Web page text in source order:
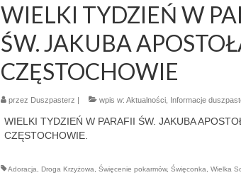
WIELKI TYDZIEŃ W
ŚW. JAKUBA
CZĘSTOCHOWIE
przez Duszpasterz wpis w: Aktualności, Informacje
WIELKI TYDZIEŃ W PARAFII ŚW. JAKUBA
CZĘSTOCHOWIE.
Adoracja, Droga Krzyżowa, Święcenie pokarmów, Święconka, Wielka